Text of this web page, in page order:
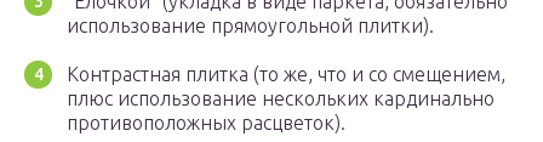
использование прямоугольной плитки).
Контрастная плитка (то же, что и со смещением,
плюс использование нескольких кардинально
противоположных расцветок).